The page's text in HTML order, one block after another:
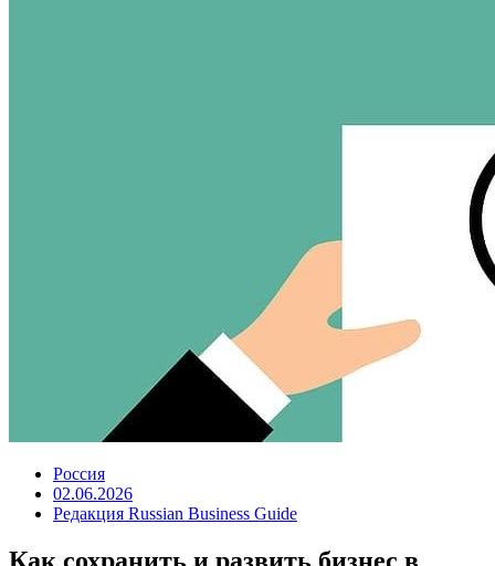
Россия
02.06.2026
Редакция Russian Business Guide